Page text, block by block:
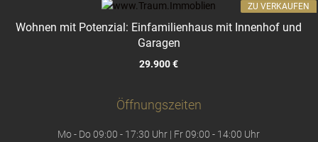
Wohnen mit Potenzial: Einfamilienhaus mit Innenhof und
Garagen
29.900 €
ZU VERKAUFEN
Öffnungszeiten
Mo - Do 09:00 - 17:30 Uhr | Fr 09:00 - 14:00 Uhr